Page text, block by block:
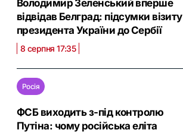
Володимир Зеленський вперше
відвідав Белград: підсумки візиту
президента України до Сербії
8 серпня 17:35
Росія
ФСБ виходить з-під контролю
Путіна: чому російська еліта